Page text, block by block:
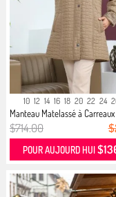
10 12 14 16 18 20 22 24
Manteau Matelassé à Carreaux
$714.00
POUR AUJOURD HUI